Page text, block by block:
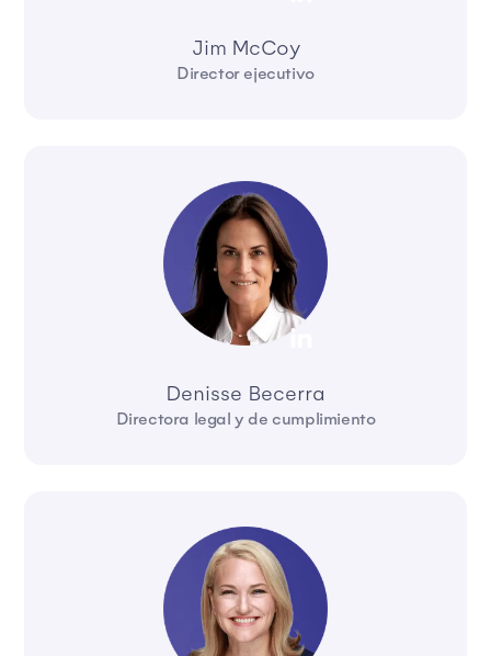
Jim McCoy
Director ejecutivo
Denisse Becerra
Directora legal y de cumplimiento